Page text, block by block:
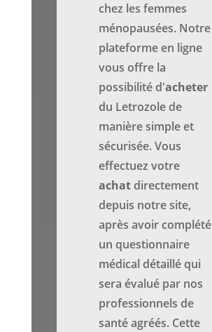
chez les femmes
ménopausées. Notre
plateforme en ligne
vous offre la
possibilité d'acheter
du Letrozole de
manière simple et
sécurisée. Vous
effectuez votre
achatdirectement
depuis notre site,
après avoir complété
un questionnaire
médical détaillé qui
sera évalué par nos
professionnels de
santé agréés. Cette